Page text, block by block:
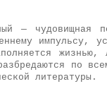
—
импульсу,
жизнью,
по
литературы.